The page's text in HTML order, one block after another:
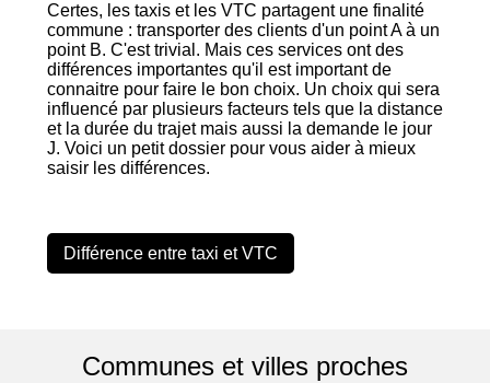
Certes, les taxis et les VTC partagent une finalité
commune : transporter des clients d'un point A à un
point B. C'est trivial. Mais ces services ont des
différences importantes qu'il est important de
connaitre pour faire le bon choix. Un choix qui sera
influencé par plusieurs facteurs tels que la distance
et la durée du trajet mais aussi la demande le jour
J. Voici un petit dossier pour vous aider à mieux
saisir les différences.
Différence entre taxi et VTC
Communes et villes proches